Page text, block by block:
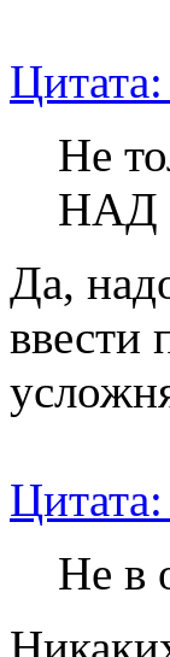
Не
НАД
Да,
ввести
Не в